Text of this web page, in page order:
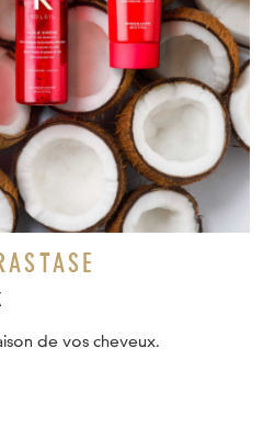
de vos cheveux.